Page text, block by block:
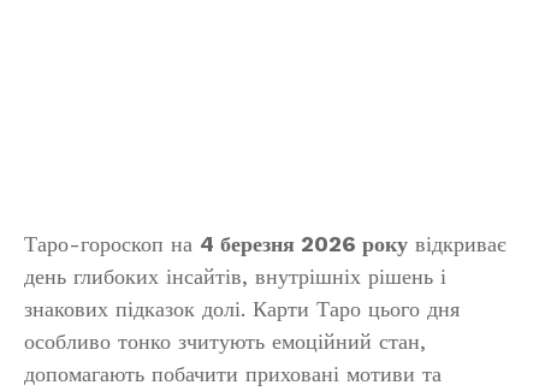
Таро-гороскоп на 4 березня 2026 року відкриває
день глибоких інсайтів, внутрішніх рішень і
знакових підказок долі. Карти Таро цього дня
особливо тонко зчитують емоційний стан,
допомагають побачити приховані мотиви та